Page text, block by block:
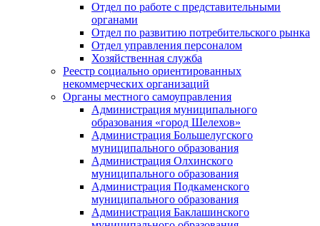
Отдел по работе с представительными
органами
Отдел по развитию потребительского рынка
Отдел управления персоналом
Хозяйственная служба
Реестр социально ориентированных
некоммерческих организаций
Органы местного самоуправления
Администрация муниципального
образования «город Шелехов»
Администрация Большелугского
муниципального образования
Администрация Олхинского
муниципального образования
Администрация Подкаменского
муниципального образования
Администрация Баклашинского